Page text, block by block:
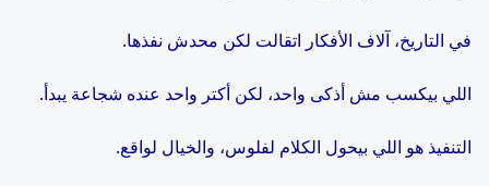
في التاريخ، آلاف الأفكار اتقالت لكن محدش نفذها.
اللي بيكسب مش أذكى واحد، لكن أكتر واحد عنده شجاعة يبدأ.
التنفيذ هو اللي بيحول الكلام لفلوس، والخيال لواقع.